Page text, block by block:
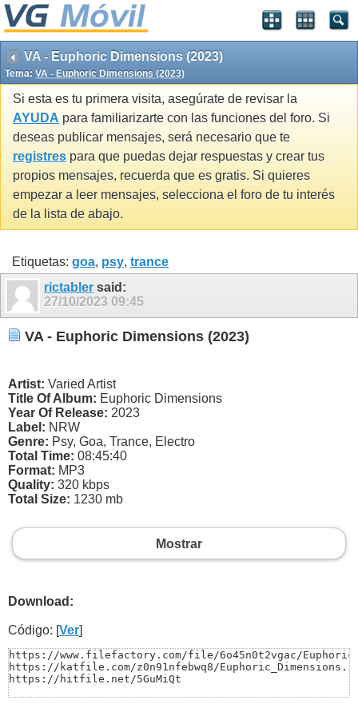
VA - Euphoric Dimensions (2023)
Tema: VA - Euphoric Dimensions (2023)
Si esta es tu primera visita, asegúrate de revisar la
AYUDA para familiarizarte con las funciones del foro. Si
deseas publicar mensajes, será necesario que te
registres para que puedas dejar respuestas y crear tus
propios mensajes, recuerda que es gratis. Si quieres
empezar a leer mensajes, selecciona el foro de tu interés
de la lista de abajo.
Etiquetas: goa, psy, trance
rictabler said:
27/10/2023 09:45
VA - Euphoric Dimensions (2023)
Artist: Varied Artist
Title Of Album: Euphoric Dimensions
Year Of Release: 2023
Label: NRW
Genre: Psy, Goa, Trance, Electro
Total Time: 08:45:40
Format: MP3
Quality: 320 kbps
Total Size: 1230 mb
Mostrar
Download:
Código: [Ver]
https://www.filefactory.com/file/6o45n0t2vgac/
https://katfile.com/z0n91nfebwq8/
https://hitfile.net/5GuMiQt